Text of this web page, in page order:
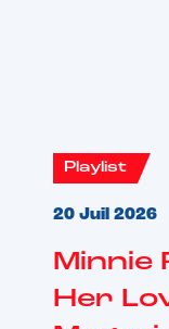
Playlist
20 Juil 2026
Minnie
Her